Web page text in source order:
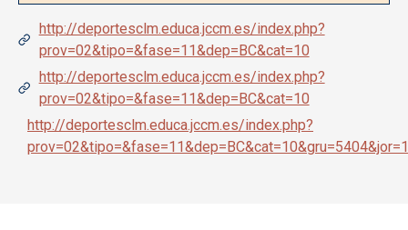
http://deportesclm.educa.jccm.es/index.php?
prov=02&tipo=&fase=11&dep=BC&cat=10
http://deportesclm.educa.jccm.es/index.php?
prov=02&tipo=&fase=11&dep=BC&cat=10
http://deportesclm.educa.jccm.es/index.php?